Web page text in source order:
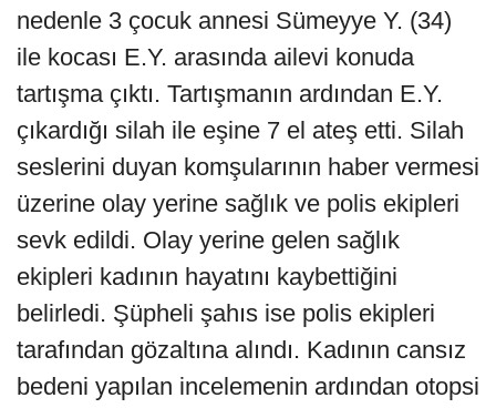
nedenle 3 çocuk annesi Sümeyye Y. (34)
ile kocası E.Y. arasında ailevi konuda
tartışma çıktı. Tartışmanın ardından E.Y.
çıkardığı silah ile eşine 7 el ateş etti. Silah
seslerini duyan komşularının haber vermesi
üzerine olay yerine sağlık ve polis ekipleri
sevk edildi. Olay yerine gelen sağlık
ekipleri kadının hayatını kaybettiğini
belirledi. Şüpheli şahıs ise polis ekipleri
tarafından gözaltına alındı. Kadının cansız
bedeni yapılan incelemenin ardından otopsi